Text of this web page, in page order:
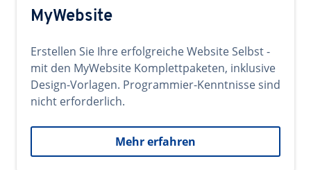
MyWebsite
Erstellen Sie Ihre erfolgreiche Website Selbst -
mit den MyWebsite Komplettpaketen, inklusive
Design-Vorlagen. Programmier-Kenntnisse sind
nicht erforderlich.
Mehr erfahren